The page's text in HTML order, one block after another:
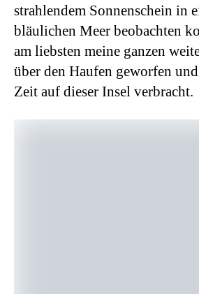
strahlendem Sonnenschein in
bläulichen Meer beobachten
am liebsten meine ganzen
über den Haufen geworfen
Zeit auf dieser Insel verbracht.